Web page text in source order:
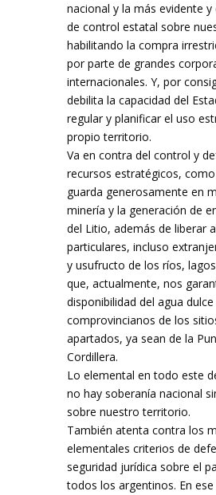
nacional y la más evidente y
de control estatal sobre
habilitando la compra
por parte de grandes
internacionales. Y, por
debilita la capacidad del
regular y planificar el uso
propio territorio.
Va en contra del control y
recursos estratégicos,
guarda generosamente en
minería y la generación de
del Litio, además de liberar
particulares, incluso
y usufructo de los ríos,
que, actualmente, nos
disponibilidad del agua
comprovincianos de los
apartados, ya sean de la
Cordillera.
Lo elemental en todo este
no hay soberanía nacional
sobre nuestro territorio.
También atenta contra los
elementales criterios de
seguridad jurídica sobre el
todos los argentinos. En